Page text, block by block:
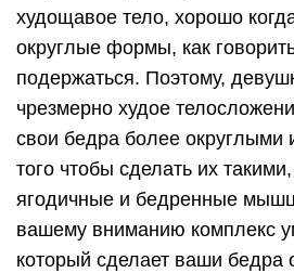
худощавое тело, хорошо
округлые формы, как
подержаться. Поэтому,
чрезмерно худое
свои бедра более
того чтобы сделать их
ягодичные и бедренные
вашему вниманию комплекс
который сделает ваши бедра